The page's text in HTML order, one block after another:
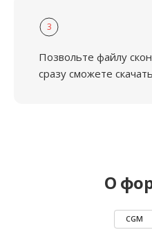
3
Позвольте файлу
сразу сможете
О
CGM